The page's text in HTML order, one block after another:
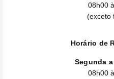
08h00
(exceto
Horário de
Segunda
08h00